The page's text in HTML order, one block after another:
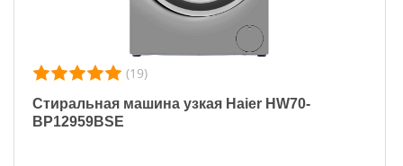
(19)
Стиральная машина узкая Haier HW70-
BP12959BSE